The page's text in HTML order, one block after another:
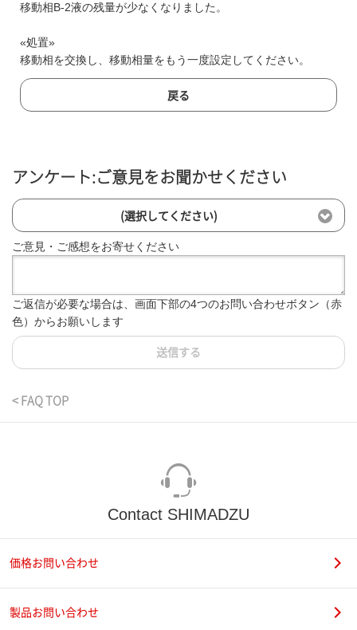
移動相B-2液の残量が少なくなりました。
«処置»
移動相を交換し、移動相量をもう一度設定してください。
戻る
アンケート:ご意見をお聞かせください
(選択してください)
ご意見・ご感想をお寄せください
ご返信が必要な場合は、画面下部の4つのお問い合わせボタン（赤
色）からお願いします
送信する
< FAQ TOP
Contact SHIMADZU
価格お問い合わせ
製品お問い合わせ